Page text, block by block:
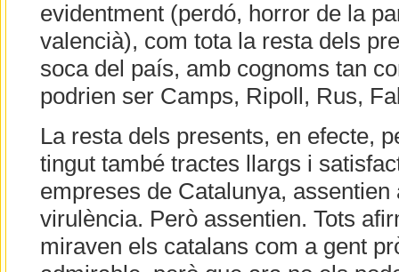
evidentment (perdó, horror de la
valencià), com tota la resta dels
soca del país, amb cognoms tan
podrien ser Camps, Ripoll, Rus,
La resta dels presents, en efecte,
tingut també tractes llargs i
empreses de Catalunya,
virulència. Però assentien. Tots
miraven els catalans com a gent